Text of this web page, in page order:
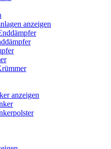
anzeigen
anzeigen